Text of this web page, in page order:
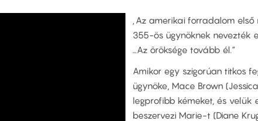
„Az amerikai forradalom első
355-ös ügynöknek nevezték
…Az öröksége tovább él.”
Amikor egy szigorúan titkos
ügynöke, Mace Brown
legprofibb kémeket, és velük
beszervezi Marie-t (Diane